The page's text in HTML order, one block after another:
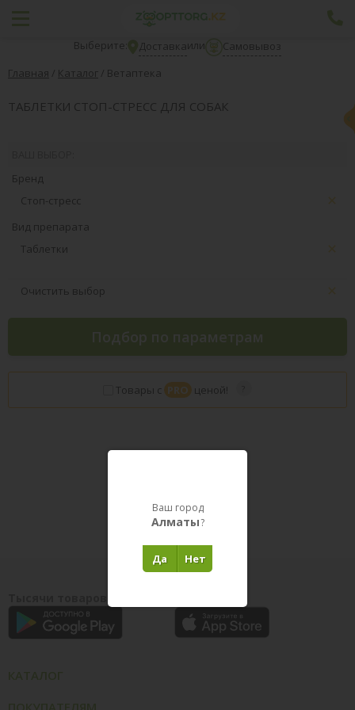
Выберите: Доставкаили
Самовывоз
Главная / Каталог / Ветаптека
ТАБЛЕТКИ СТОП-СТРЕСС ДЛЯ СОБАК
Бренд
Стоп-стресс
Вид препарата
Таблетки
Очистить выбор
Подбор по параметрам
Товары с PRO ценой!
Ваш город
Алматы?
Нет
Да